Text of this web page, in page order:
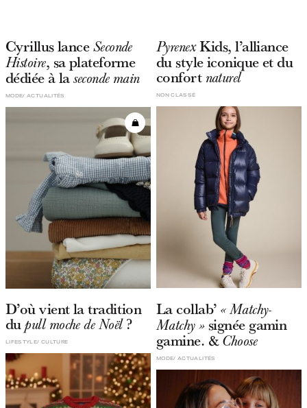
Cyrillus lanceSeconde
Histoire, sa plateforme
dédiée à laseconde main
ACTUALITÉS
MODE
PyrenexKids, l’alliance
du style iconique et du
confort naturel
NON CLASSÉ
D’où vient la tradition
dupull moche de Noël?
CULTURE
LIFESTYLE
La collab’ « Matchy-
Matchy »signée gamin
gamine. &Choose
ACTUALITÉS
MODE